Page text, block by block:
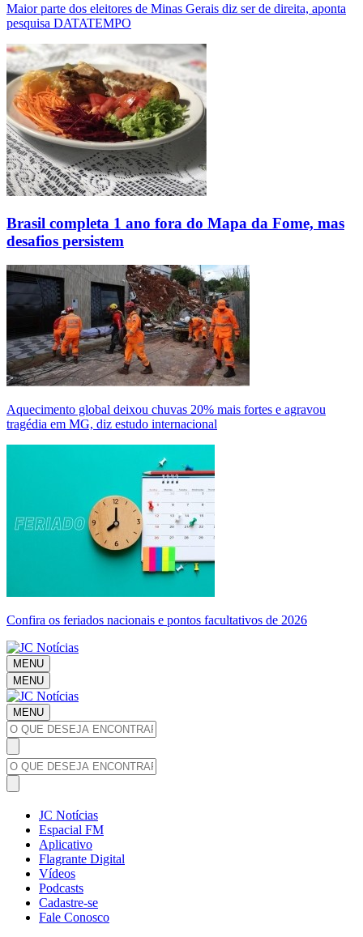
Maior parte dos eleitores de Minas Gerais diz ser de direita, aponta
pesquisa DATATEMPO
Brasil completa 1 ano fora do Mapa da Fome, mas
desafios persistem
Aquecimento global deixou chuvas 20% mais fortes e agravou
tragédia em MG, diz estudo internacional
Confira os feriados nacionais e pontos facultativos de 2026
MENU
MENU
MENU
JC Notícias
Espacial FM
Aplicativo
Flagrante Digital
Vídeos
Podcasts
Cadastre-se
Fale Conosco